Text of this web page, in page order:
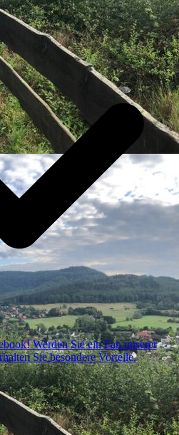
Werden Sie ein Fan unserer
Sie besondere Vorteile.